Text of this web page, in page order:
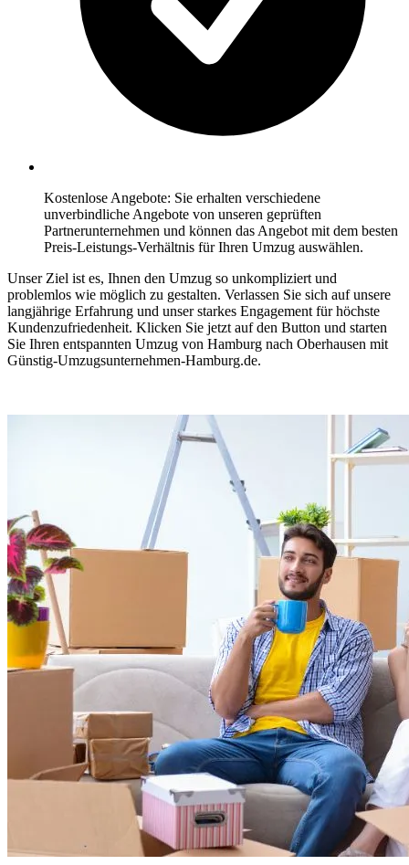
Kostenlose Angebote: Sie erhalten verschiedene
unverbindliche Angebote von unseren geprüften
Partnerunternehmen und können das Angebot mit dem besten
Preis-Leistungs-Verhältnis für Ihren Umzug auswählen.
Unser Ziel ist es, Ihnen den Umzug so unkompliziert und
problemlos wie möglich zu gestalten. Verlassen Sie sich auf unsere
langjährige Erfahrung und unser starkes Engagement für höchste
Kundenzufriedenheit. Klicken Sie jetzt auf den Button und starten
Sie Ihren entspannten Umzug von Hamburg⁠ nach Oberhausen mit
Günstig-Umzugsunternehmen-Hamburg.de.